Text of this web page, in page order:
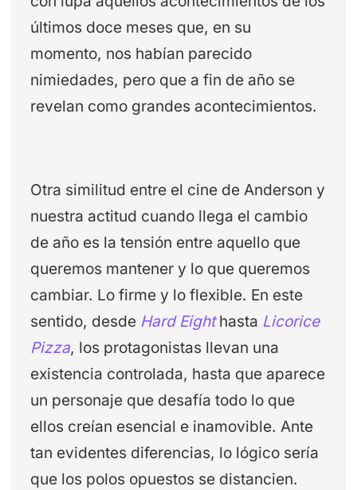
últimos doce meses que, en su
momento, nos habían parecido
nimiedades, pero que a fin de año se
revelan como grandes acontecimientos.
Otra similitud entre el cine de Anderson y
nuestra actitud cuando llega el cambio
de año es la tensión entre aquello que
queremos mantener y lo que queremos
cambiar. Lo firme y lo flexible. En este
sentido, desde Hard Eight hasta Licorice
Pizza, los protagonistas llevan una
existencia controlada, hasta que aparece
un personaje que desafía todo lo que
ellos creían esencial e inamovible. Ante
tan evidentes diferencias, lo lógico sería
que los polos opuestos se distancien.